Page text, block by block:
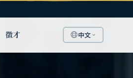
徵才 中文